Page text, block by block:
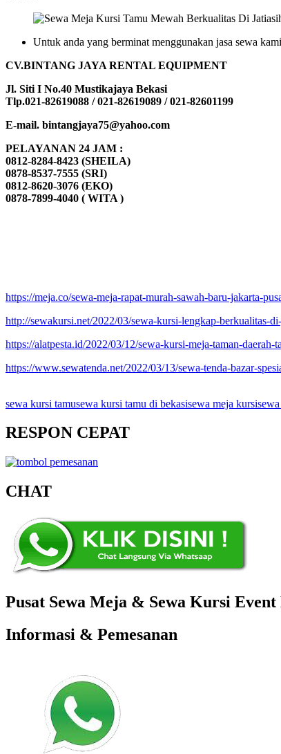
Untuk anda yang berminat menggunakan jasa sewa
CV.BINTANG JAYA RENTAL EQUIPMENT
Jl. Siti I No.40 Mustikajaya Bekasi
Tlp.021-82619088 / 021-82619089 / 021-82601199
E-mail. bintangjaya75@yahoo.com
PELAYANAN 24 JAM :
0812-8284-8423 (SHEILA)
0878-8537-7555 (SRI)
0812-8620-3076 (EKO)
0878-7899-4040 ( WITA )
https://meja.co/sewa-meja-rapat-murah-sawah-baru-jakarta-
http://sewakursi.net/2022/03/sewa-kursi-lengkap-berkualitas-
https://alatpesta.id/2022/03/12/sewa-kursi-meja-taman-daerah-
https://www.sewatenda.net/2022/03/13/sewa-tenda-bazar-
sewa kursi tamusewa kursi tamu di bekasisewa meja kursi
RESPON CEPAT
CHAT
Pusat Sewa Meja & Sewa Kursi
Informasi & Pemesanan